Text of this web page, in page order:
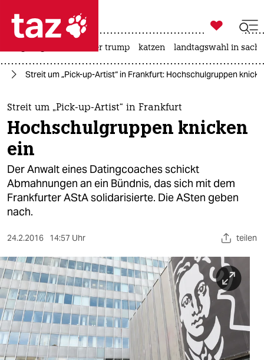
 taz zahl ich
taz zahl ich
themen
politik
öko
gesellschaft
kultur
sport
berlin
nord
wahrheit
verlag

taz zahl ich
usa unter trump katzen landtagswahl in
Streit um „Pick-up-Artist“ in Frankfurt: Hochschulgruppen
Streit um „Pick-up-Artist“ in Frankfurt
Hochschulgruppen knicken
ein
Der Anwalt eines Datingcoaches schickt
Abmahnungen an ein Bündnis, das sich mit dem
Frankfurter AStA solidarisierte. Die ASten geben
nach.
24.2.2016 14:57 Uhr teilen